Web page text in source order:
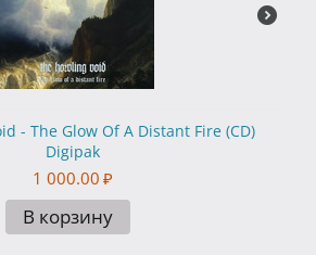
- The Glow Of A Distant Fire (CD)
Digipak
1 000.00 ₽
В корзину